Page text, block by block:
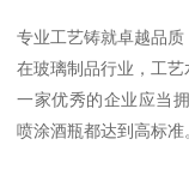
专业工艺铸就卓越品质
在玻璃制品行业，工艺
一家优秀的企业应当
喷涂酒瓶都达到高标准